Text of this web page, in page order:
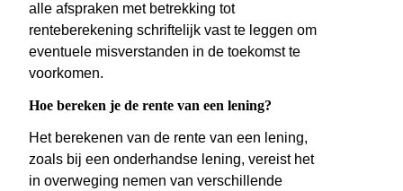
alle afspraken met betrekking tot
renteberekening schriftelijk vast te leggen om
eventuele misverstanden in de toekomst te
voorkomen.
Hoe bereken je de rente van een lening?
Het berekenen van de rente van een lening,
zoals bij een onderhandse lening, vereist het
in overweging nemen van verschillende